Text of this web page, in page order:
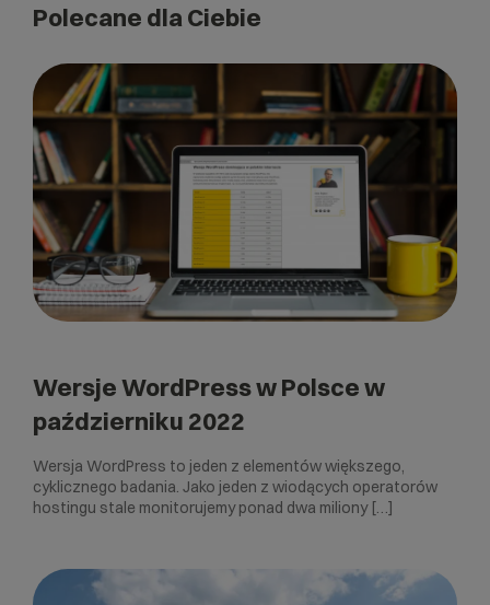
Polecane dla Ciebie
Wersje WordPress w Polsce w
październiku 2022
Wersja WordPress to jeden z elementów większego,
cyklicznego badania. Jako jeden z wiodących operatorów
hostingu stale monitorujemy ponad dwa miliony […]